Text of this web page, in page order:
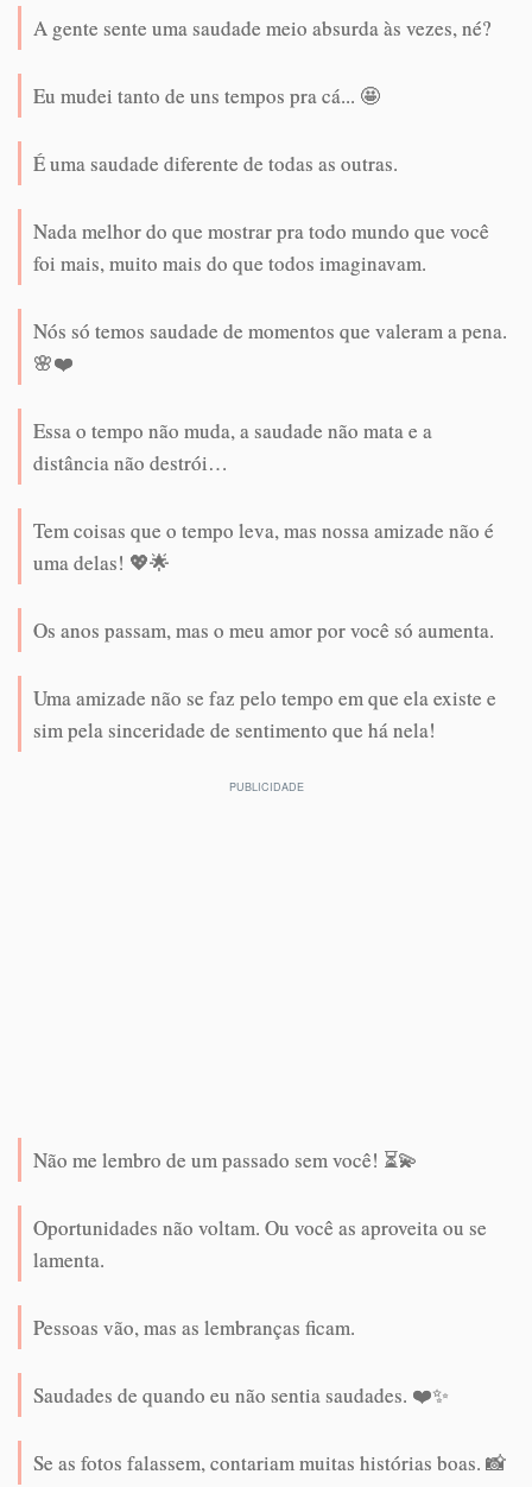
A gente sente uma saudade meio absurda às vezes, né?
Eu mudei tanto de uns tempos pra cá... 🤩
É uma saudade diferente de todas as outras.
Nada melhor do que mostrar pra todo mundo que você
foi mais, muito mais do que todos imaginavam.
Nós só temos saudade de momentos que valeram a pena.
🌸❤️
Essa o tempo não muda, a saudade não mata e a
distância não destrói…
Tem coisas que o tempo leva, mas nossa amizade não é
uma delas! 💖🌟
Os anos passam, mas o meu amor por você só aumenta.
Uma amizade não se faz pelo tempo em que ela existe e
sim pela sinceridade de sentimento que há nela!
Não me lembro de um passado sem você! ⏳💫
Oportunidades não voltam. Ou você as aproveita ou se
lamenta.
Pessoas vão, mas as lembranças ficam.
Saudades de quando eu não sentia saudades. ❤️✨
Se as fotos falassem, contariam muitas histórias boas. 📸